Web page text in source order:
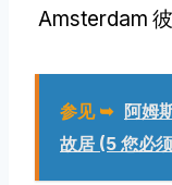
Amsterdam
参见 ➥ 阿姆
故居 (5 您必